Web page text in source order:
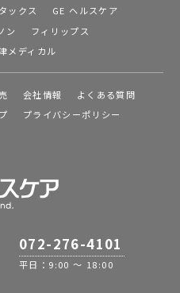
ックス
GE ヘルスケア
ン
フィリップス
メディカル
会社情報
よくある質問
プライバシーポリシー
072-276-4101
平日：9:00 ～ 18:00